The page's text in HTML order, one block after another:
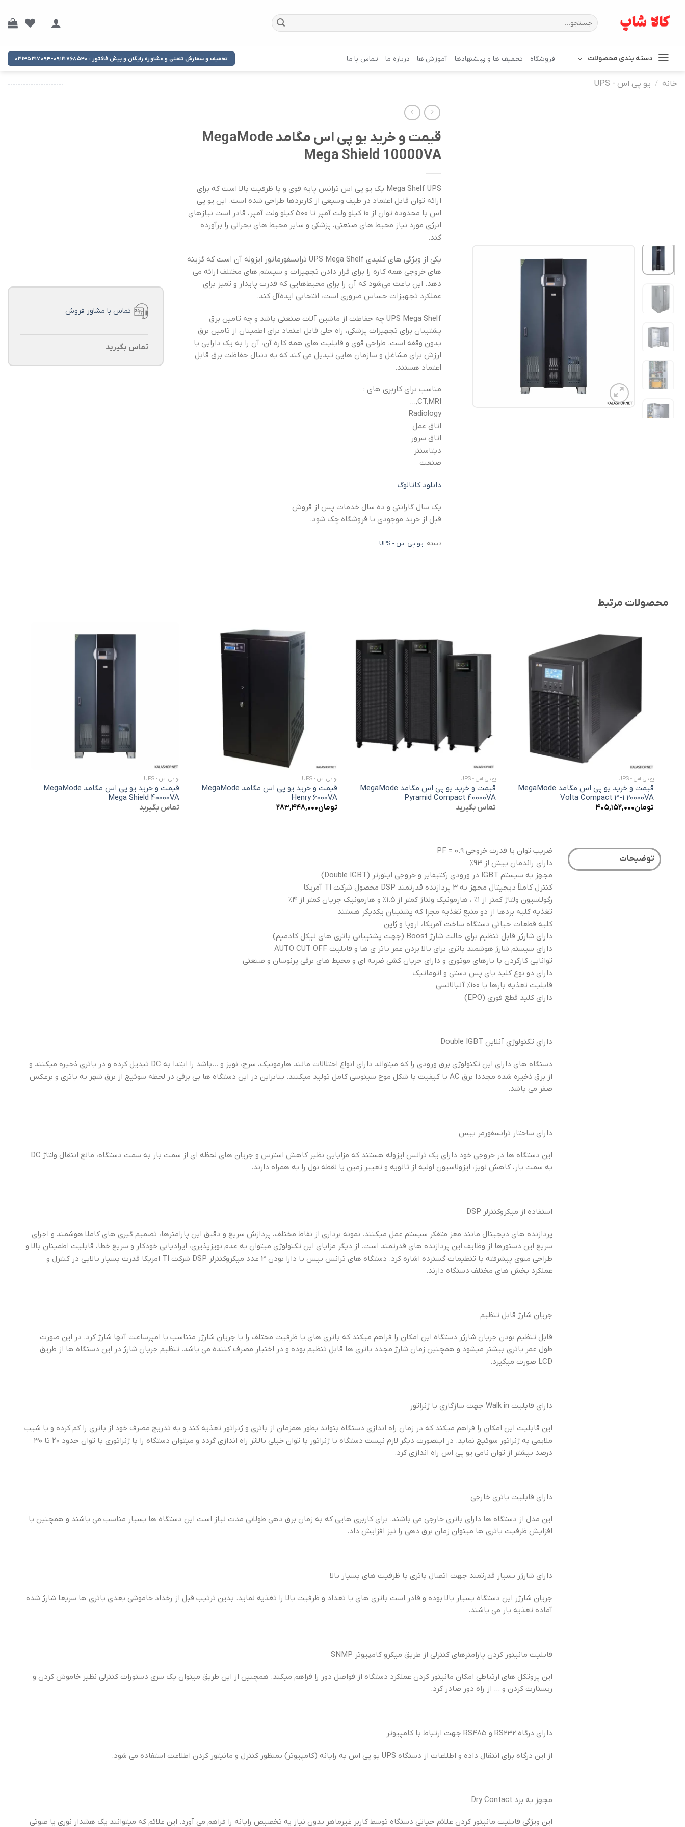
جستجو
برای:
دسته بندی محصولات فروشگاه تخفیف ها و پیشنهادها آموزش ها درباره ما تماس با ما تخفیف و سفارش تلفنی و مشاوره رایگان و پیش فاکتور : ۰۹۱۲۱۷۶۸۵۴۰-۰۳۱۴۵۳۱۷۰۹۴
خانه / یو پی اس - UPS ----------------------
قیمت و خرید یو پی اس مگامد MegaMode
Mega Shield 10000VA
Mega Shelf UPS یک یو پی اس ترانس پایه قوی و با ظرفیت بالا است که برای
ارائه توان قابل اعتماد در طیف وسیعی از کاربردها طراحی شده است. این یو پی
اس با محدوده توان از 10 کیلو ولت آمپر تا 500 کیلو ولت آمپر، قادر است نیازهای
انرژی مورد نیاز محیط های صنعتی، پزشکی و سایر محیط های بحرانی را برآورده
کند.
یکی از ویژگی های کلیدی UPS Mega Shelf ترانسفورماتور ایزوله آن است که گزینه
های خروجی همه کاره را برای قرار دادن تجهیزات و سیستم های مختلف ارائه می
دهد. این باعث می‌شود که آن را برای محیط‌هایی که قدرت پایدار و تمیز برای
عملکرد تجهیزات حساس ضروری است، انتخابی ایده‌آل کند.
UPS Mega Shelf چه حفاظت از ماشین آلات صنعتی باشد و چه تامین برق
پشتیبان برای تجهیزات پزشکی، راه حلی قابل اعتماد برای اطمینان از تامین برق
بدون وقفه است. طراحی قوی و قابلیت های همه کاره آن، آن را به یک دارایی با
ارزش برای مشاغل و سازمان هایی تبدیل می کند که به دنبال حفاظت برق قابل
اعتماد هستند.
مناسب برای کاربری های :
CT,MRI,…
Radiology
اتاق عمل
اتاق سرور
دیتاسنتر
صنعت
دانلود کاتالوگ
یک سال گارانتی و ده سال خدمات پس از قروش
قبل از خرید موجودی با فروشگاه چک شود.
دسته: یو پی اس - UPS
تماس با مشاور فروش
تماس بگیرید
محصولات مرتبط
یو پی اس - UPS
قیمت و خرید یو پی اس مگامد MegaMode
Volta Compact 3-1 20000VA
تومان۴۰۵,۱۵۲,۰۰۰
افزودن
به
علاقه
مندی
ها
یو پی اس - UPS
قیمت و خرید یو پی اس مگامد MegaMode
Pyramid Compact 40000VA
تماس بگیرید
یو پی اس - UPS
قیمت و خرید یو پی اس مگامد MegaMode
Henry 6000VA
تومان۲۸۳,۴۴۸,۰۰۰
یو پی اس - UPS
قیمت و خرید یو پی اس مگامد MegaMode
Mega Shield 40000VA
تماس بگیرید
توضیحات
ضریب توان یا قدرت خروجی PF = 0.9
دارای راندمان بیش از ۹۳%
مجهز به سیستم IGBT در ورودی رکتیفایر و خروجی اینورتر (Double IGBT)
كنترل كاملاً ديجيتال مجهز به 3 پردازنده قدرتمند DSP محصول شرکت TI آمریکا
رگولاسیون ولتاژ کمتر از ۱% ، هارمونيك ولتاژ كمتر از ۱.۵% و هارمونيك جريان كمتر از ۴%
تغذیه کلیه بردها از دو منبع تغذیه مجزا که پشتیبان یکدیگر هستند
کلیه قطعات حیاتی دستگاه ساخت آمریکا، اروپا و ژاپن
دارای شارژر قابل تنظیم برای حالت شارژ Boost (جهت پشتیبانی باتری های نیکل کادمیم)
داراي سيستم شارژ هوشمند باتري براي بالا بردن عمر باتر ی ها و قابلیت AUTO CUT OFF
توانایی کارکردن با بارهای موتوری و دارای جریان کشی ضربه ای و محیط های برقی پرنوسان و صنعتی
داراي دو نوع كليد باي پس دستي و اتوماتيك
قابلیت تغذیه بارها با ۱۰۰% آنبالانسی
داراي كليد قطع فوري (EPO)
دارای تکنولوژی آنلاین Double IGBT
دستگاه های دارای این تکنولوژی برق ورودی را که میتواند دارای انواع اختلالات مانند هارمونیک، سرج، نویز و …باشد را ابتدا به DC تبدیل کرده و در باتری ذخیره میکنند و
از برق ذخیره شده مجددا برق AC با کیفیت با شکل موج سینوسی کامل تولید میکنند. بنابراین در این دستگاه ها بی برقی در لحظه سوئیج از برق شهر به باتری و برعکس
صفر می باشد.
دارای ساختار ترانسفورمر بیس
این دستگاه ها در خروجی خود دارای یک ترانس ایزوله هستند که مزایایی نظیر کاهش استرس و جریان های لحظه ای از سمت بار به سمت دستگاه، مانع انتقال ولتاژ DC
به سمت بار، کاهش نویز، ایزولاسیون اولیه از ثانویه و تغییر زمین یا نقطه نول را به همراه دارند.
استفاده از میکروکنترلر DSP
پردازنده های دیجیتال مانند مغز متفکر سیستم عمل میکنند. نمونه برداری از نقاط مختلف، پردازش سریع و دقیق این پارامترها، تصمیم گیری های کاملا هوشمند و اجرای
سریع این دستورها از وظایف این پردازنده های قدرتمند است. از دیگر مزایای این تکنولوژی میتوان به عدم نویزپذیری، ایرادیابی خودکار و سریع خطا، قابلیت اطمینان بالا و
طراحی منوی پیشرفته با تنظیمات گسترده اشاره کرد. دستگاه های ترانس بیس با دارا بودن 3 عدد میکروکنترلر DSP شرکت TI امریکا قدرت بسیار بالایی در کنترل و
عملکرد بخش های مختلف دستگاه دارند.
جریان شارژ قابل تنظیم
قابل تنظیم بودن جریان شارژر دستگاه این امکان را فراهم میکند که باتری های با ظرفیت مختلف را با جریان شارژر متناسب با امپرساعت آنها شارژ کرد. در این صورت
طول عمر باتری بیشتر میشود و همچنین زمان شارژ مجدد باتری ها قابل تنظیم بوده و در اختیار مصرف کننده می باشد. تنظیم جریان شارژ در این دستگاه ها از طریق
LCD صورت میگیرد.
دارای قابلیت Walk in جهت سازگاری با ژنراتور
این قابلیت این امکان را فراهم میکند که در زمان راه اندازی دستگاه بتواند بطور همزمان از باتری و ژنراتور تغذیه کند و به تدریج مصرف خود از باتری را کم کرده و با شیب
ملایمی به ژنراتور سوئیچ نماید. در اینصورت دیگر لازم نیست دستگاه با ژنراتور با توان خیلی بالاتر راه اندازی گردد و میتوان دستگاه را با ژنراتوری با توان حدود ۲۰ تا ۳۰
درصد بیشتر از توان نامی یو پی اس راه اندازی کرد.
دارای قابلیت باتری خارجی
این مدل از دستگاه ها دارای باتری خارجی می باشند. برای کاربری هایی که به زمان برق دهی طولانی مدت نیاز است این دستگاه ها بسیار مناسب می باشند و همچنین با
افزایش ظرفیت باتری ها میتوان زمان برق دهی را نیز افزایش داد.
دارای شارژر بسیار قدرتمند جهت اتصال باتری با ظرفیت های بسیار بالا
جریان شارژر این دستگاه بسیار بالا بوده و قادر است باتری های با تعداد و ظرفیت بالا را تغذیه نماید. بدین ترتیب قبل از رخداد خاموشی بعدی باتری ها سریعا شارژ شده
آماده تغذیه بار می باشند.
قابلیت مانیتور کردن پارامترهای کنترلی از طریق میکرو کامپیوتر SNMP
این پروتکل های ارتباطی امکان مانیتور کردن عملکرد دستگاه از فواصل دور را فراهم میکند. همچنین از این طریق میتوان یک سری دستورات کنترلی نظیر خاموش کردن و
ریستارت کردن و … از راه دور صادر کرد.
دارای درگاه RS232 و RS485 جهت ارتباط با کامپیوتر
از این درگاه برای انتقال داده و اطلاعات از دستگاه UPS یو پی اس به رایانه (کامپیوتر) بمنظور کنترل و مانیتور کردن اطلاعت استفاده می شود.
مجهز به برد Dry Contact
این ویژگی قابلیت مانیتور کردن علائم حیاتی دستگاه توسط کاربر غیرماهر بدون نیاز یه تخصیص رایانه را فراهم می آورد. این علائم که میتوانند یک هشدار نوری یا صوتی